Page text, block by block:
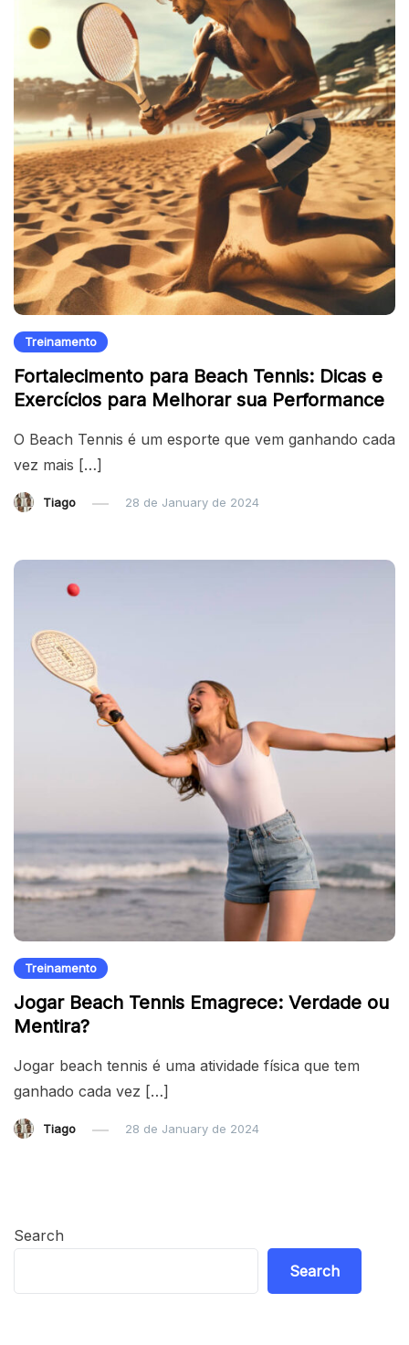
Treinamento
Fortalecimento para Beach Tennis: Dicas e
Exercícios para Melhorar sua Performance
O Beach Tennis é um esporte que vem ganhando cada
vez mais […]
Tiago 28 de January de 2024
Treinamento
Jogar Beach Tennis Emagrece: Verdade ou
Mentira?
Jogar beach tennis é uma atividade física que tem
ganhado cada vez […]
Tiago 28 de January de 2024
Search
Search